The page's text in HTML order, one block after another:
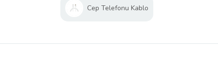
Cep Telefonu Kablo